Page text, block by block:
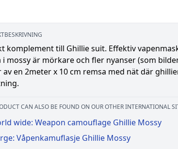
komplement till Ghillie suit. Effektiv
i mossy är mörkare och fler nyanser (som
av en 2meter x 10 cm remsa med nät där
CAN ALSO BE FOUND ON OUR OTHER INTERNATIONAL
wide: Weapon camouflage Ghillie Mossy
Våpenkamuflasje Ghillie Mossy